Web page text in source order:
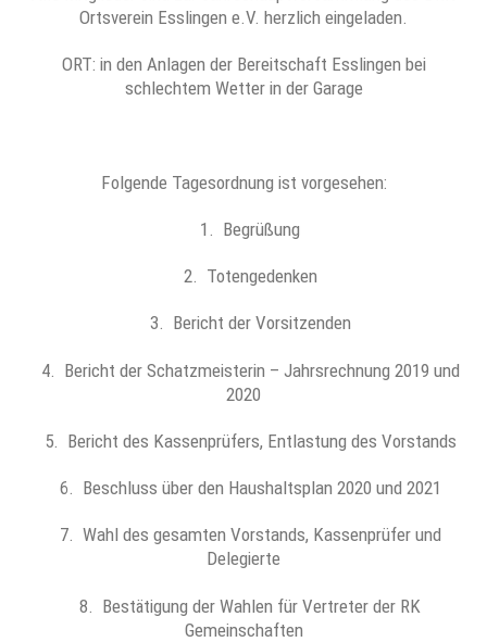
Ortsverein Esslingen e.V. herzlich eingeladen.
ORT: in den Anlagen der Bereitschaft Esslingen bei
schlechtem Wetter in der Garage
Folgende Tagesordnung ist vorgesehen:
1. Begrüßung
2. Totengedenken
3. Bericht der Vorsitzenden
4. Bericht der Schatzmeisterin – Jahrsrechnung 2019 und
2020
5. Bericht des Kassenprüfers, Entlastung des Vorstands
6. Beschluss über den Haushaltsplan 2020 und 2021
7. Wahl des gesamten Vorstands, Kassenprüfer und
Delegierte
8. Bestätigung der Wahlen für Vertreter der RK
Gemeinschaften